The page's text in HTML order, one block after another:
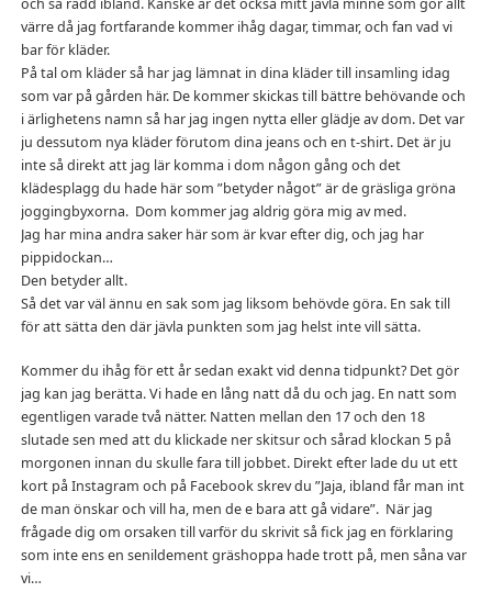
värre då jag fortfarande kommer ihåg dagar, timmar, och fan vad vi
bar för kläder.
På tal om kläder så har jag lämnat in dina kläder till insamling idag
som var på gården här. De kommer skickas till bättre behövande och
i ärlighetens namn så har jag ingen nytta eller glädje av dom. Det var
ju dessutom nya kläder förutom dina jeans och en t-shirt. Det är ju
inte så direkt att jag lär komma i dom någon gång och det
klädesplagg du hade här som ”betyder något” är de gräsliga gröna
joggingbyxorna. Dom kommer jag aldrig göra mig av med.
Jag har mina andra saker här som är kvar efter dig, och jag har
pippidockan…
Den betyder allt.
Så det var väl ännu en sak som jag liksom behövde göra. En sak till
för att sätta den där jävla punkten som jag helst inte vill sätta.
Kommer du ihåg för ett år sedan exakt vid denna tidpunkt? Det gör
jag kan jag berätta. Vi hade en lång natt då du och jag. En natt som
egentligen varade två nätter. Natten mellan den 17 och den 18
slutade sen med att du klickade ner skitsur och sårad klockan 5 på
morgonen innan du skulle fara till jobbet. Direkt efter lade du ut ett
kort på Instagram och på Facebook skrev du ”Jaja, ibland får man int
de man önskar och vill ha, men de e bara att gå vidare”. När jag
frågade dig om orsaken till varför du skrivit så fick jag en förklaring
som inte ens en senildement gräshoppa hade trott på, men såna var
vi…